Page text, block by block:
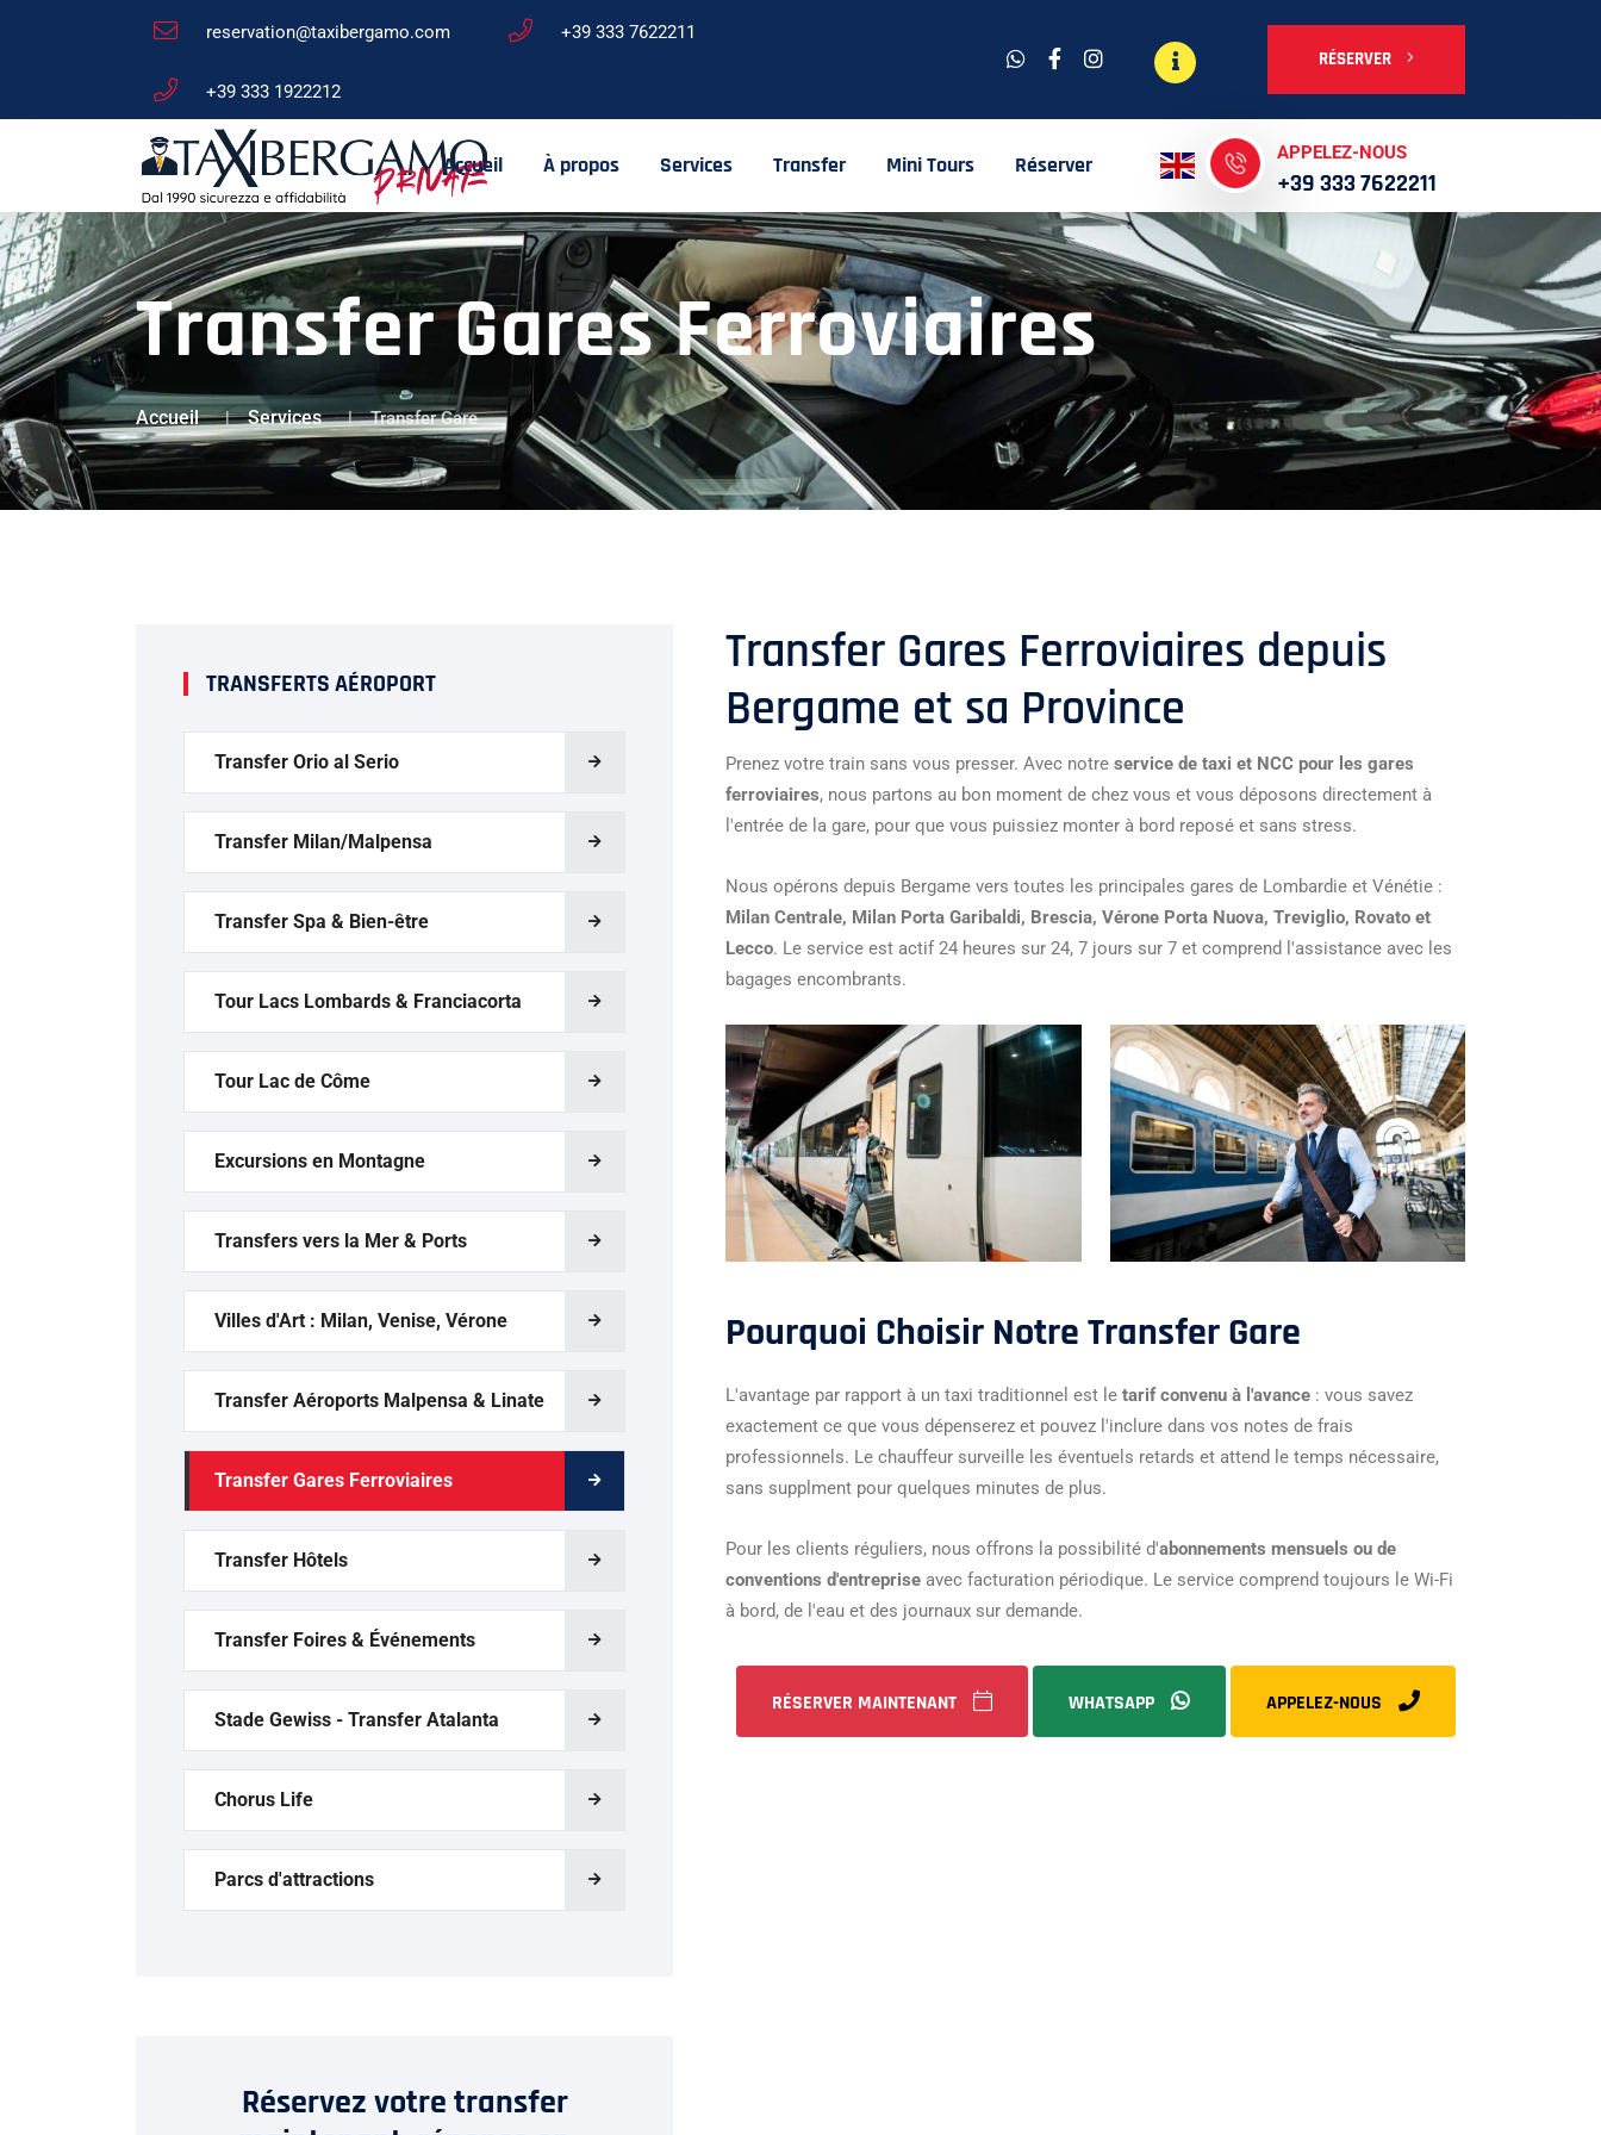
reservation@taxibergamo.com +39 333 7622211
+39 333 1922212
RÉSERVER
Accueil À propos Services Transfer Mini Tours Réserver APPELEZ-NOUS
+39 333 7622211
Transfer Gares Ferroviaires
Accueil Services Transfer Gare
TRANSFERTS AÉROPORT
Transfer Orio al Serio
Transfer Milan/Malpensa
Transfer Spa & Bien-être
Tour Lacs Lombards & Franciacorta
Tour Lac de Côme
Excursions en Montagne
Transfers vers la Mer & Ports
Villes d'Art : Milan, Venise, Vérone
Transfer Aéroports Malpensa & Linate
Transfer Gares Ferroviaires
Transfer Hôtels
Transfer Foires & Événements
Stade Gewiss - Transfer Atalanta
Chorus Life
Parcs d'attractions
Réservez votre transfer
Transfer Gares Ferroviaires depuis
Bergame et sa Province
Prenez votre train sans vous presser. Avec notre service de taxi et NCC pour les gares
ferroviaires, nous partons au bon moment de chez vous et vous déposons directement à
l'entrée de la gare, pour que vous puissiez monter à bord reposé et sans stress.
Nous opérons depuis Bergame vers toutes les principales gares de Lombardie et Vénétie :
Milan Centrale, Milan Porta Garibaldi, Brescia, Vérone Porta Nuova, Treviglio, Rovato et
Lecco. Le service est actif 24 heures sur 24, 7 jours sur 7 et comprend l'assistance avec les
bagages encombrants.
Pourquoi Choisir Notre Transfer Gare
L'avantage par rapport à un taxi traditionnel est le tarif convenu à l'avance : vous savez
exactement ce que vous dépenserez et pouvez l'inclure dans vos notes de frais
professionnels. Le chauffeur surveille les éventuels retards et attend le temps nécessaire,
sans supplment pour quelques minutes de plus.
Pour les clients réguliers, nous offrons la possibilité d'abonnements mensuels ou de
conventions d'entreprise avec facturation périodique. Le service comprend toujours le Wi-Fi
à bord, de l'eau et des journaux sur demande.
RÉSERVER MAINTENANT WHATSAPP APPELEZ-NOUS